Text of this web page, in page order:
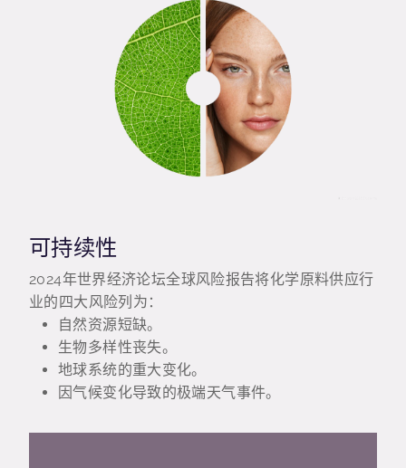
可持续性
2024年世界经济论坛全球风险报告将化学原料供应行
业的四大风险列为：
自然资源短缺。
生物多样性丧失。
地球系统的重大变化。
因气候变化导致的极端天气事件。